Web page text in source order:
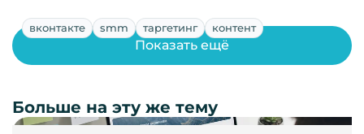
вконтакте smm таргетинг контент
Показать ещё
Больше на эту же тему